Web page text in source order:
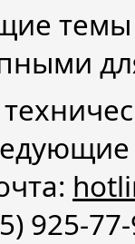
925-